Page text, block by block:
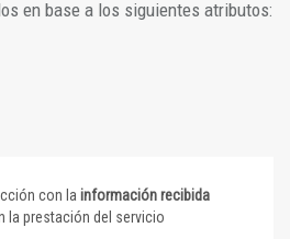
en base a los siguientes atributos:
con la información recibida
la prestación del servicio